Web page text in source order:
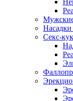
Насадки
Секс-